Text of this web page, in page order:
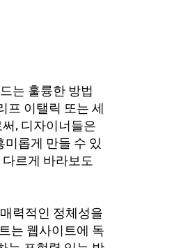
는 훌륭한 방법
프 이탤릭 또는 세
, 디자이너들은
롭게 만들 수 있
르게 바라보도
력적인 정체성을
는 웹사이트에 독